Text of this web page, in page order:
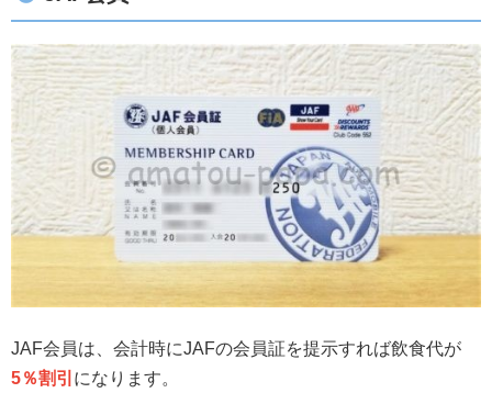
JAF会員は、会計時にJAFの会員証を提示すれば飲食代が
5％割引 になります。